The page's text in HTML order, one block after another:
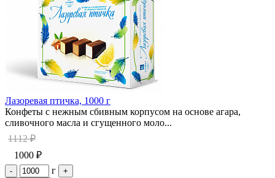
Лазоревая птичка, 1000 г
Конфеты с нежным сбивным корпусом на основе агара,
сливочного масла и сгущенного моло...
1112 ₽
1000 ₽
- г
+